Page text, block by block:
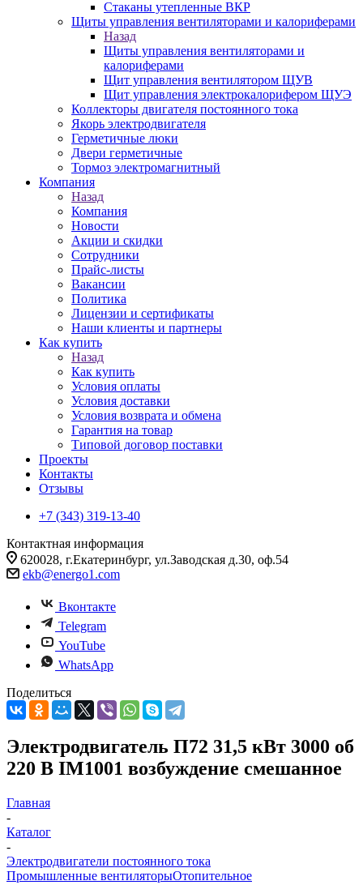
Стаканы утепленные ВКР
Щиты управления вентиляторами и калориферами
Назад
Щиты управления вентиляторами и
калориферами
Щит управления вентилятором ЩУВ
Щит управления электрокалорифером ЩУЭ
Коллекторы двигателя постоянного тока
Якорь электродвигателя
Герметичные люки
Двери герметичные
Тормоз электромагнитный
Компания
Назад
Компания
Новости
Акции и скидки
Сотрудники
Прайс-листы
Вакансии
Политика
Лицензии и сертификаты
Наши клиенты и партнеры
Как купить
Назад
Как купить
Условия оплаты
Условия доставки
Условия возврата и обмена
Гарантия на товар
Типовой договор поставки
Проекты
Контакты
Отзывы
+7 (343) 319-13-40
Контактная информация
620028, г.Екатеринбург, ул.Заводская д.30, оф.54
ekb@energo1.com
Вконтакте
Telegram
YouTube
WhatsApp
Поделиться
Электродвигатель П72 31,5 кВт 3000 об
220 В IM1001 возбуждение смешанное
Главная
-
Каталог
-
Электродвигатели постоянного тока
Промышленные вентиляторыОтопительное